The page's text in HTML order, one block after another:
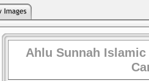
Ahlu Sunnah